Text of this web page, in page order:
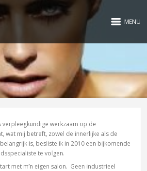
MENU
verpleegkundige werkzaam op de
wat mij betreft, zowel de innerlijke als de
is, besliste ik in 2010 een bijkomende
te volgen.
met m’n eigen salon. Geen industrieel